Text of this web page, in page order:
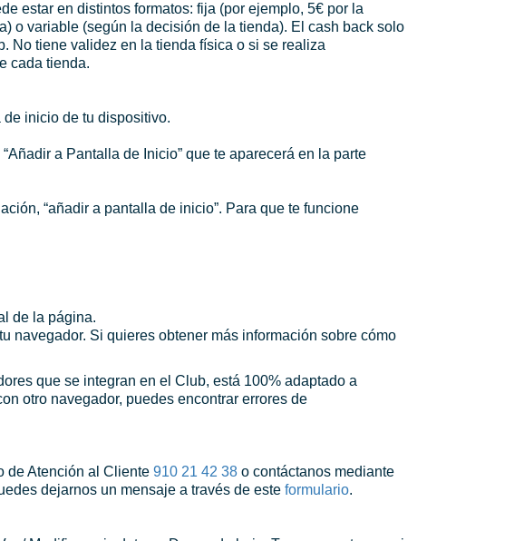
estar en distintos formatos: fija (por ejemplo, 5€ por la
o variable (según la decisión de la tienda). El cash back solo
No tiene validez en la tienda física o si se realiza
cada tienda.
inicio de tu dispositivo.
a Pantalla de Inicio” que te aparecerá en la parte
“añadir a pantalla de inicio”. Para que te funcione
de la página.
navegador. Si quieres obtener más información sobre cómo
que se integran en el Club, está 100% adaptado a
otro navegador, puedes encontrar errores de
de Atención al Cliente910 21 42 38 o contáctanos mediante
dejarnos un mensaje a través de esteformulario.